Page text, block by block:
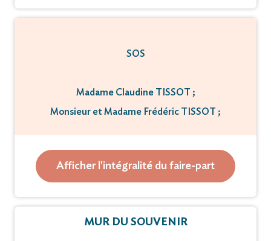
SOS
Madame Claudine TISSOT ;
Monsieur et Madame Frédéric TISSOT ;
toute sa famille,
M François Tissot
Afficher l'intégralité du faire-part
MUR DU SOUVENIR